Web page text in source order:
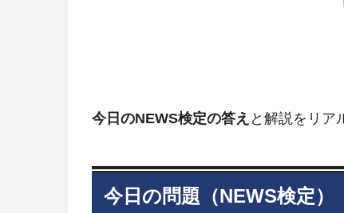
今日のNEWS検定の答え と解説をリア
今日の問題（NEWS検定）